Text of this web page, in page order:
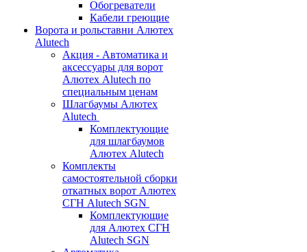
Обогреватели
Кабели греющие
Ворота и рольставни Алютех
Alutech
Акция - Автоматика и
аксессуары для ворот
Алютех Alutech по
специальным ценам
Шлагбаумы Алютех
Alutech
Комплектующие
для шлагбаумов
Алютех Alutech
Комплекты
самостоятельной сборки
откатных ворот Алютех
СГН Alutech SGN
Комплектующие
для Алютех СГН
Alutech SGN